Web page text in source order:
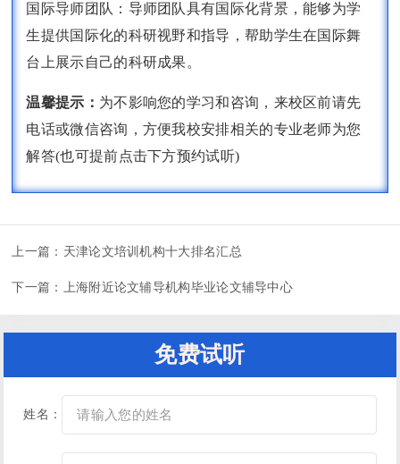
国际导师团队：导师团队具有国际化背景，能够为学
生提供国际化的科研视野和指导，帮助学生在国际舞
台上展示自己的科研成果。
温馨提示： 为不影响您的学习和咨询，来校区前请先
电话或微信咨询，方便我校安排相关的专业老师为您
解答(也可提前点击下方预约试听)
上一篇： 天津论文培训机构十大排名汇总
下一篇： 上海附近论文辅导机构毕业论文辅导中心
免费试听
姓名：